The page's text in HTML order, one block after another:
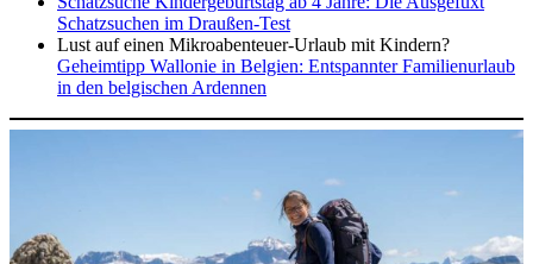
Schatzsuchen im Draußen-Test
Lust auf einen Mikroabenteuer-Urlaub mit Kindern?
Geheimtipp Wallonie in Belgien: Entspannter Familienurlaub
in den belgischen Ardennen